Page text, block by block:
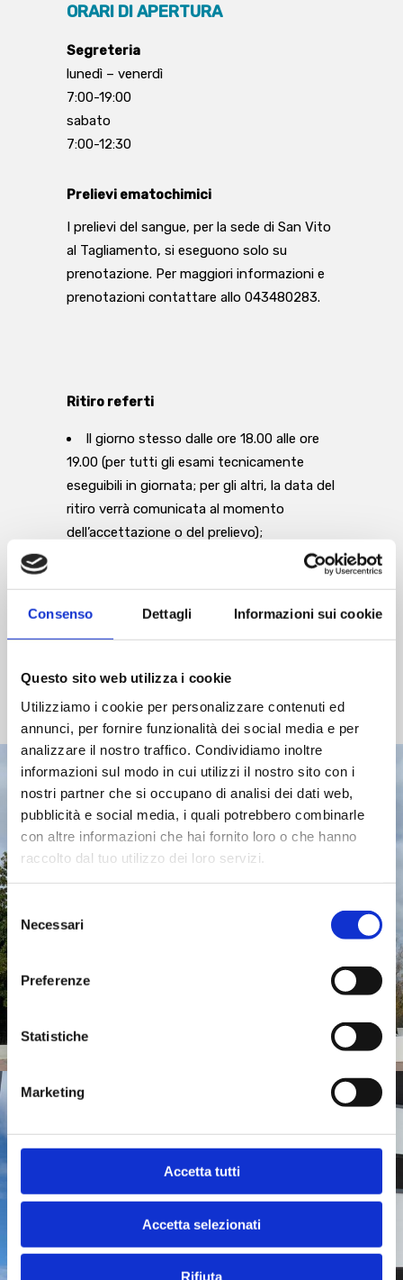
Consenso Dettagli Informazioni sui cookie
Questo sito web utilizza i cookie
Utilizziamo i cookie per personalizzare contenuti ed
annunci, per fornire funzionalità dei social media e per
analizzare il nostro traffico. Condividiamo inoltre
informazioni sul modo in cui utilizzi il nostro sito con i
nostri partner che si occupano di analisi dei dati web,
pubblicità e social media, i quali potrebbero combinarle
con altre informazioni che hai fornito loro o che hanno
raccolto dal tuo utilizzo dei loro servizi.
Selezione
del
consenso
Necessari
Preferenze
Statistiche
Marketing
Accetta tutti
Accetta selezionati
Rifiuta
ORARI DI APERTURA
Segreteria
lunedì – venerdì
7:00-19:00
sabato
7:00-12:30
Prelievi ematochimici
I prelievi del sangue, per la sede di San Vito
al Tagliamento, si eseguono solo su
prenotazione. Per maggiori informazioni e
prenotazioni contattare allo 043480283.
Ritiro referti
Il giorno stesso dalle ore 18.00 alle ore
19.00 (per tutti gli esami tecnicamente
eseguibili in giornata; per gli altri, la data del
ritiro verrà comunicata al momento
dell’accettazione o del prelievo);
dell’accettazione, gli esami potranno
referti, nel rispetto delle normative sulla